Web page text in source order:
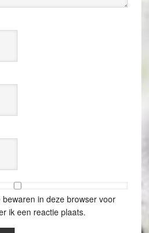
in deze browser voor
ik een reactie plaats.